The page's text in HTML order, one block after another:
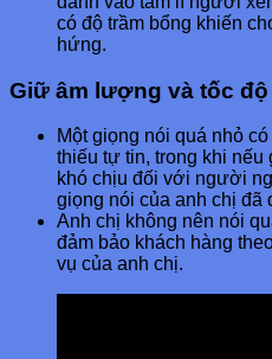
có độ trầm bổng khiến
hứng.
Giữ âm lượng và tốc
Một giọng nói quá nhỏ
thiếu tự tin, trong khi
khó chịu đối với người
giọng nói của anh chị đã
Anh chị không nên nói
đảm bảo khách hàng
vụ của anh chị.